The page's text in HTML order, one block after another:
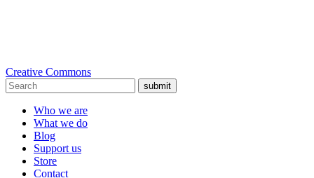
Creative Commons
submit
Who we are
What we do
Blog
Support us
Store
Contact